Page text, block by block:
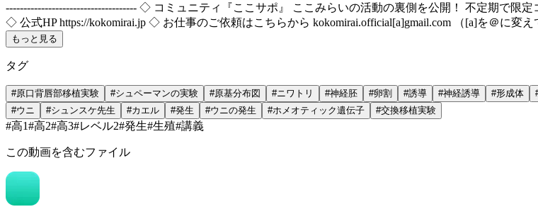
------------------------------------- ◇ コミュニティ『ここサポ』 ここみらいの活動の裏側を公開！ 不定期で限定
◇ 公式HP https://kokomirai.jp ◇ お仕事のご依頼はこちらから kokomirai.official[a]gmail.com （[a]を＠に変え
もっと見る
タグ
#原口背唇部移植実験 #シュペーマンの実験 #原基分布図 #ニワトリ #神経胚 #卵割 #誘導 #神経誘導 #形成体
#ウニ #シュンスケ先生 #カエル #発生 #ウニの発生 #ホメオティック遺伝子 #交換移植実験
#高1#高2#高3#レベル2#発生#生殖#講義
この動画を含むファイル